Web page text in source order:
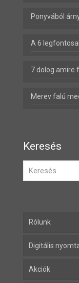
Ponyvából
A 6
7 dolog amire
Merev falú
Keresés
Rólunk
Digitális
Akciók